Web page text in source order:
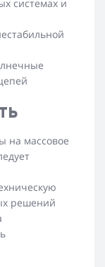
системах и
на массовое
решений